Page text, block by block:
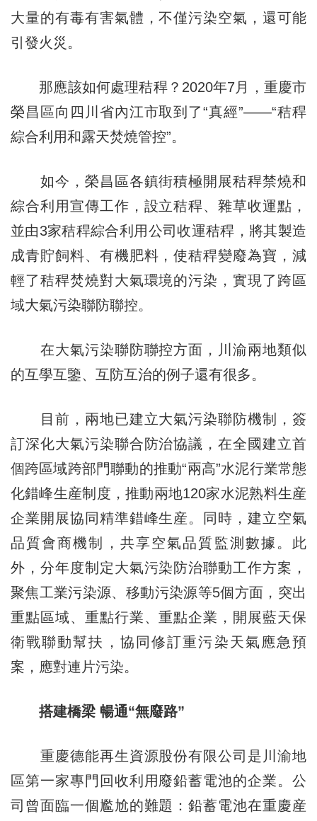
大量的有毒有害氣體，不僅污染空氣，還可能
引發火災。
那應該如何處理秸稈？2020年7月，重慶市
榮昌區向四川省內江市取到了“真經”——“秸稈
綜合利用和露天焚燒管控”。
如今，榮昌區各鎮街積極開展秸稈禁燒和
綜合利用宣傳工作，設立秸稈、雜草收運點，
並由3家秸稈綜合利用公司收運秸稈，將其製造
成青貯飼料、有機肥料，使秸稈變廢為寶，減
輕了秸稈焚燒對大氣環境的污染，實現了跨區
域大氣污染聯防聯控。
在大氣污染聯防聯控方面，川渝兩地類似
的互學互鑒、互防互治的例子還有很多。
目前，兩地已建立大氣污染聯防機制，簽
訂深化大氣污染聯合防治協議，在全國建立首
個跨區域跨部門聯動的推動“兩高”水泥行業常態
化錯峰生産制度，推動兩地120家水泥熟料生産
企業開展協同精準錯峰生産。同時，建立空氣
品質會商機制，共享空氣品質監測數據。此
外，分年度制定大氣污染防治聯動工作方案，
聚焦工業污染源、移動污染源等5個方面，突出
重點區域、重點行業、重點企業，開展藍天保
衛戰聯動幫扶，協同修訂重污染天氣應急預
案，應對連片污染。
搭建橋梁 暢通“無廢路”
重慶德能再生資源股份有限公司是川渝地
區第一家專門回收利用廢鉛蓄電池的企業。公
司曾面臨一個尷尬的難題：鉛蓄電池在重慶産